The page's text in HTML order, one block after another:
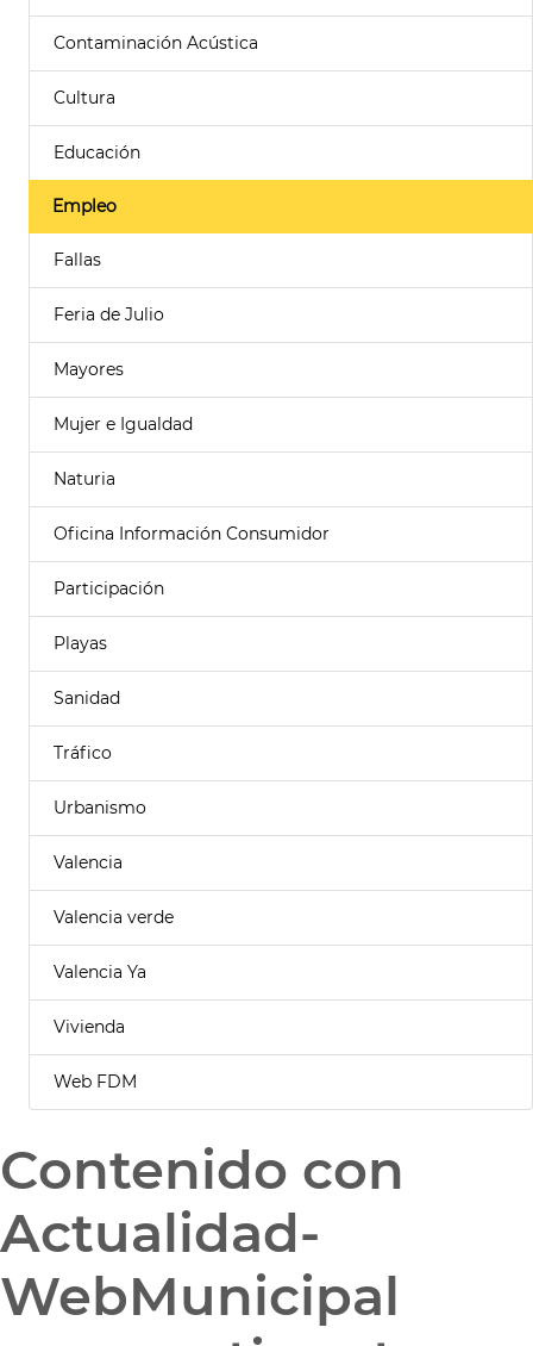
Contaminación Acústica
Cultura
Educación
Empleo
Fallas
Feria de Julio
Mayores
Mujer e Igualdad
Naturia
Oficina Información Consumidor
Participación
Playas
Sanidad
Tráfico
Urbanismo
Valencia
Valencia verde
Valencia Ya
Vivienda
Web FDM
Contenido con
Actualidad-
WebMunicipal